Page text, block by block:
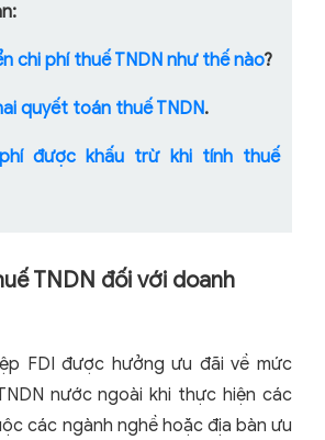
chi phí thuế TNDN như thế nào?
quyết toán thuế TNDN.
được khấu trừ khi tính thuế
TNDN đối với doanh
FDI được hưởng ưu đãi về mức
nước ngoài khi thực hiện các
các ngành nghề hoặc địa bàn ưu